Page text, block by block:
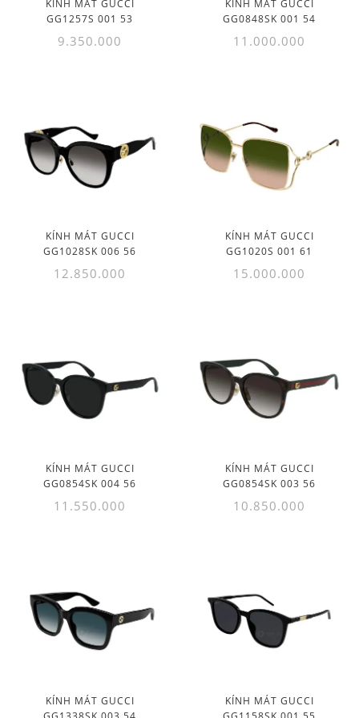
KÍNH MÁT GUCCI
GG1257S 001 53
9.350.000
KÍNH MÁT GUCCI
GG0848SK 001 54
11.000.000
KÍNH MÁT GUCCI
GG1028SK 006 56
12.850.000
KÍNH MÁT GUCCI
GG1020S 001 61
15.000.000
KÍNH MÁT GUCCI
GG0854SK 004 56
11.550.000
KÍNH MÁT GUCCI
GG0854SK 003 56
10.850.000
KÍNH MÁT GUCCI
KÍNH MÁT GUCCI